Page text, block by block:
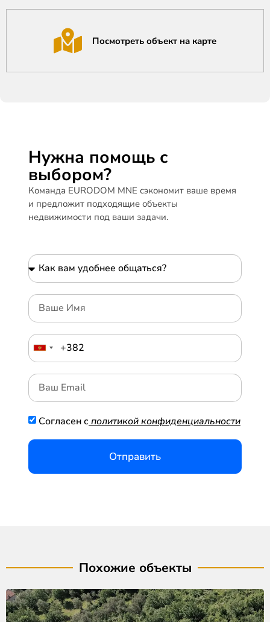
Посмотреть объект на карте
Нужна помощь с
выбором?
Команда EURODOM MNE сэкономит ваше время
и предложит подходящие объекты
недвижимости под ваши задачи.
Согласен с политикой конфиденциальности
Отправить
Похожие объекты